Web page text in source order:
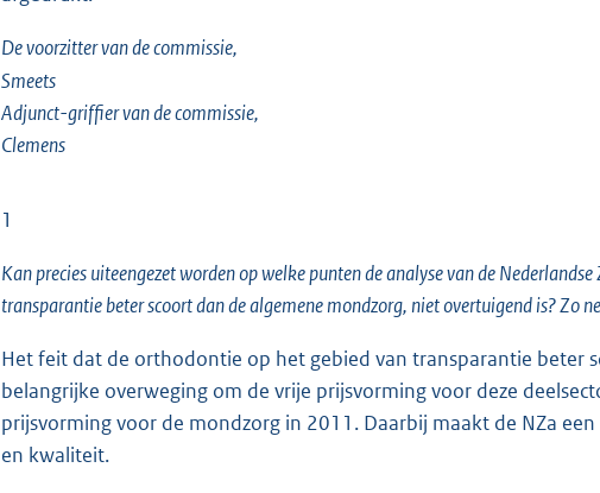
De voorzitter van de commissie,
Smeets
Adjunct-griffier van de commissie,
Clemens
1
Kan precies uiteengezet worden op welke punten de analyse van de
transparantie beter scoort dan de algemene mondzorg, niet overtuigend is? Zo
Het feit dat de orthodontie op het gebied van transparantie beter
belangrijke overweging om de vrije prijsvorming voor deze
prijsvorming voor de mondzorg in 2011. Daarbij maakt de NZa
en kwaliteit.